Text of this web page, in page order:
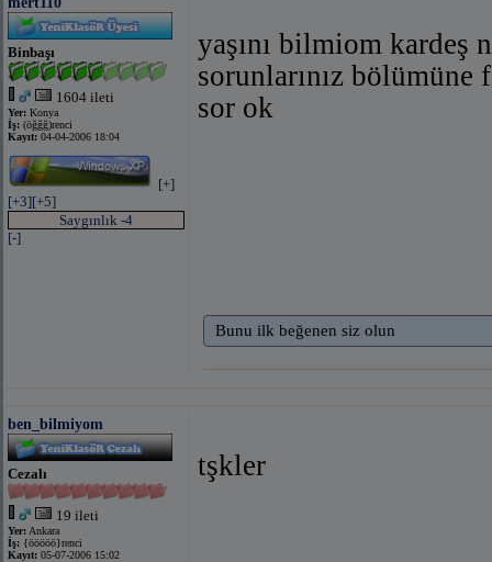
Binbaşı
1604 ileti
Yer: Konya
İş: (öğğğ)renci
Kayıt: 04-04-2006 18:04
[+]
[+3][+5]
Saygınlık -4
[-]
yaşını bilmiom kardeş
sorunlarınız
sor ok
Bunu ilk beğenen siz olun
ben_bilmiyom
Cezalı
19 ileti
Yer: Ankara
İş: {ööööö}renci
Kayıt: 05-07-2006 15:02
tşkler